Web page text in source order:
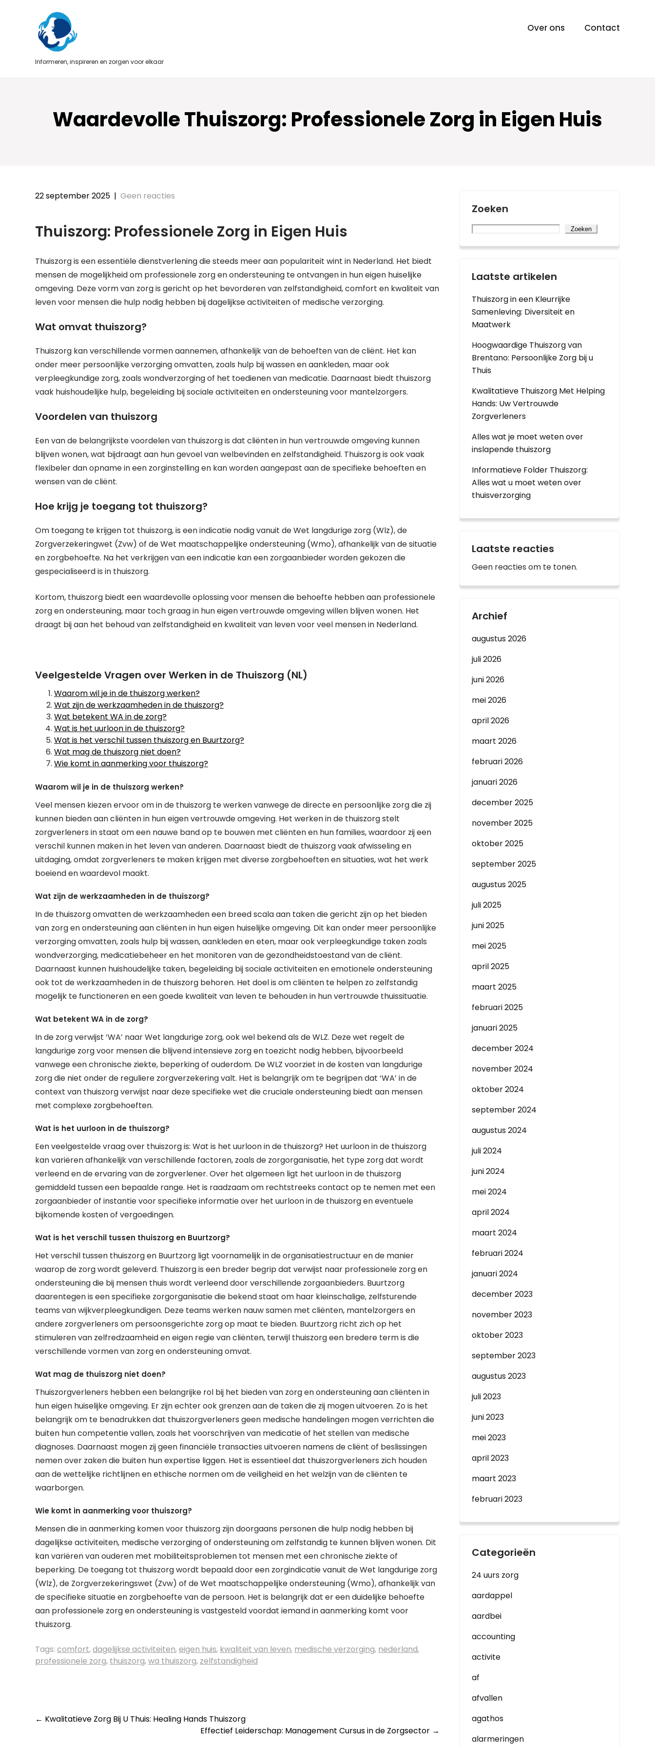
Informeren, inspireren en zorgen voor elkaar
Over ons Contact
Waardevolle Thuiszorg: Professionele Zorg in Eigen Huis
22 september 2025 | Geen reacties
Thuiszorg: Professionele Zorg in Eigen Huis
Thuiszorg is een essentiële dienstverlening die steeds meer aan populariteit wint in Nederland. Het biedt
mensen de mogelijkheid om professionele zorg en ondersteuning te ontvangen in hun eigen huiselijke
omgeving. Deze vorm van zorg is gericht op het bevorderen van zelfstandigheid, comfort en kwaliteit van
leven voor mensen die hulp nodig hebben bij dagelijkse activiteiten of medische verzorging.
Wat omvat thuiszorg?
Thuiszorg kan verschillende vormen aannemen, afhankelijk van de behoeften van de cliënt. Het kan
onder meer persoonlijke verzorging omvatten, zoals hulp bij wassen en aankleden, maar ook
verpleegkundige zorg, zoals wondverzorging of het toedienen van medicatie. Daarnaast biedt thuiszorg
vaak huishoudelijke hulp, begeleiding bij sociale activiteiten en ondersteuning voor mantelzorgers.
Voordelen van thuiszorg
Een van de belangrijkste voordelen van thuiszorg is dat cliënten in hun vertrouwde omgeving kunnen
blijven wonen, wat bijdraagt aan hun gevoel van welbevinden en zelfstandigheid. Thuiszorg is ook vaak
flexibeler dan opname in een zorginstelling en kan worden aangepast aan de specifieke behoeften en
wensen van de cliënt.
Hoe krijg je toegang tot thuiszorg?
Om toegang te krijgen tot thuiszorg, is een indicatie nodig vanuit de Wet langdurige zorg (Wlz), de
Zorgverzekeringwet (Zvw) of de Wet maatschappelijke ondersteuning (Wmo), afhankelijk van de situatie
en zorgbehoefte. Na het verkrijgen van een indicatie kan een zorgaanbieder worden gekozen die
gespecialiseerd is in thuiszorg.
Kortom, thuiszorg biedt een waardevolle oplossing voor mensen die behoefte hebben aan professionele
zorg en ondersteuning, maar toch graag in hun eigen vertrouwde omgeving willen blijven wonen. Het
draagt bij aan het behoud van zelfstandigheid en kwaliteit van leven voor veel mensen in Nederland.
Veelgestelde Vragen over Werken in de Thuiszorg (NL)
Waarom wil je in de thuiszorg werken?
Wat zijn de werkzaamheden in de thuiszorg?
Wat betekent WA in de zorg?
Wat is het uurloon in de thuiszorg?
Wat is het verschil tussen thuiszorg en Buurtzorg?
Wat mag de thuiszorg niet doen?
Wie komt in aanmerking voor thuiszorg?
Waarom wil je in de thuiszorg werken?
Veel mensen kiezen ervoor om in de thuiszorg te werken vanwege de directe en persoonlijke zorg die zij
kunnen bieden aan cliënten in hun eigen vertrouwde omgeving. Het werken in de thuiszorg stelt
zorgverleners in staat om een nauwe band op te bouwen met cliënten en hun families, waardoor zij een
verschil kunnen maken in het leven van anderen. Daarnaast biedt de thuiszorg vaak afwisseling en
uitdaging, omdat zorgverleners te maken krijgen met diverse zorgbehoeften en situaties, wat het werk
boeiend en waardevol maakt.
Wat zijn de werkzaamheden in de thuiszorg?
In de thuiszorg omvatten de werkzaamheden een breed scala aan taken die gericht zijn op het bieden
van zorg en ondersteuning aan cliënten in hun eigen huiselijke omgeving. Dit kan onder meer persoonlijke
verzorging omvatten, zoals hulp bij wassen, aankleden en eten, maar ook verpleegkundige taken zoals
wondverzorging, medicatiebeheer en het monitoren van de gezondheidstoestand van de cliënt.
Daarnaast kunnen huishoudelijke taken, begeleiding bij sociale activiteiten en emotionele ondersteuning
ook tot de werkzaamheden in de thuiszorg behoren. Het doel is om cliënten te helpen zo zelfstandig
mogelijk te functioneren en een goede kwaliteit van leven te behouden in hun vertrouwde thuissituatie.
Wat betekent WA in de zorg?
In de zorg verwijst ‘WA’ naar Wet langdurige zorg, ook wel bekend als de WLZ. Deze wet regelt de
langdurige zorg voor mensen die blijvend intensieve zorg en toezicht nodig hebben, bijvoorbeeld
vanwege een chronische ziekte, beperking of ouderdom. De WLZ voorziet in de kosten van langdurige
zorg die niet onder de reguliere zorgverzekering valt. Het is belangrijk om te begrijpen dat ‘WA’ in de
context van thuiszorg verwijst naar deze specifieke wet die cruciale ondersteuning biedt aan mensen
met complexe zorgbehoeften.
Wat is het uurloon in de thuiszorg?
Een veelgestelde vraag over thuiszorg is: Wat is het uurloon in de thuiszorg? Het uurloon in de thuiszorg
kan variëren afhankelijk van verschillende factoren, zoals de zorgorganisatie, het type zorg dat wordt
verleend en de ervaring van de zorgverlener. Over het algemeen ligt het uurloon in de thuiszorg
gemiddeld tussen een bepaalde range. Het is raadzaam om rechtstreeks contact op te nemen met een
zorgaanbieder of instantie voor specifieke informatie over het uurloon in de thuiszorg en eventuele
bijkomende kosten of vergoedingen.
Wat is het verschil tussen thuiszorg en Buurtzorg?
Het verschil tussen thuiszorg en Buurtzorg ligt voornamelijk in de organisatiestructuur en de manier
waarop de zorg wordt geleverd. Thuiszorg is een breder begrip dat verwijst naar professionele zorg en
ondersteuning die bij mensen thuis wordt verleend door verschillende zorgaanbieders. Buurtzorg
daarentegen is een specifieke zorgorganisatie die bekend staat om haar kleinschalige, zelfsturende
teams van wijkverpleegkundigen. Deze teams werken nauw samen met cliënten, mantelzorgers en
andere zorgverleners om persoonsgerichte zorg op maat te bieden. Buurtzorg richt zich op het
stimuleren van zelfredzaamheid en eigen regie van cliënten, terwijl thuiszorg een bredere term is die
verschillende vormen van zorg en ondersteuning omvat.
Wat mag de thuiszorg niet doen?
Thuiszorgverleners hebben een belangrijke rol bij het bieden van zorg en ondersteuning aan cliënten in
hun eigen huiselijke omgeving. Er zijn echter ook grenzen aan de taken die zij mogen uitvoeren. Zo is het
belangrijk om te benadrukken dat thuiszorgverleners geen medische handelingen mogen verrichten die
buiten hun competentie vallen, zoals het voorschrijven van medicatie of het stellen van medische
diagnoses. Daarnaast mogen zij geen financiële transacties uitvoeren namens de cliënt of beslissingen
nemen over zaken die buiten hun expertise liggen. Het is essentieel dat thuiszorgverleners zich houden
aan de wettelijke richtlijnen en ethische normen om de veiligheid en het welzijn van de cliënten te
waarborgen.
Wie komt in aanmerking voor thuiszorg?
Mensen die in aanmerking komen voor thuiszorg zijn doorgaans personen die hulp nodig hebben bij
dagelijkse activiteiten, medische verzorging of ondersteuning om zelfstandig te kunnen blijven wonen. Dit
kan variëren van ouderen met mobiliteitsproblemen tot mensen met een chronische ziekte of
beperking. De toegang tot thuiszorg wordt bepaald door een zorgindicatie vanuit de Wet langdurige zorg
(Wlz), de Zorgverzekeringswet (Zvw) of de Wet maatschappelijke ondersteuning (Wmo), afhankelijk van
de specifieke situatie en zorgbehoefte van de persoon. Het is belangrijk dat er een duidelijke behoefte
aan professionele zorg en ondersteuning is vastgesteld voordat iemand in aanmerking komt voor
thuiszorg.
Tags: comfort,dagelijkse activiteiten,eigen huis, kwaliteit van leven, medische verzorging, nederland,
professionele zorg, thuiszorg,wa thuiszorg, zelfstandigheid
Post
← Kwalitatieve Zorg Bij U Thuis: Healing Hands Thuiszorg
Effectief Leiderschap: Management Cursus in de Zorgsector →
Zoeken
Zoeken
Laatste artikelen
Thuiszorg in een Kleurrijke
Samenleving: Diversiteit en
Maatwerk
Hoogwaardige Thuiszorg van
Brentano: Persoonlijke Zorg bij u
Thuis
Kwalitatieve Thuiszorg Met Helping
Hands: Uw Vertrouwde
Zorgverleners
Alles wat je moet weten over
inslapende thuiszorg
Informatieve Folder Thuiszorg:
Alles wat u moet weten over
thuisverzorging
Laatste reacties
Geen reacties om te tonen.
Archief
augustus 2026
juli 2026
juni 2026
mei 2026
april 2026
maart 2026
februari 2026
januari 2026
december 2025
november 2025
oktober 2025
september 2025
augustus 2025
juli 2025
juni 2025
mei 2025
april 2025
maart 2025
februari 2025
januari 2025
december 2024
november 2024
oktober 2024
september 2024
augustus 2024
juli 2024
juni 2024
mei 2024
april 2024
maart 2024
februari 2024
januari 2024
december 2023
november 2023
oktober 2023
september 2023
augustus 2023
juli 2023
juni 2023
mei 2023
april 2023
maart 2023
februari 2023
Categorieën
24 uurs zorg
aardappel
aardbei
accounting
activite
af
afvallen
agathos
alarmeringen